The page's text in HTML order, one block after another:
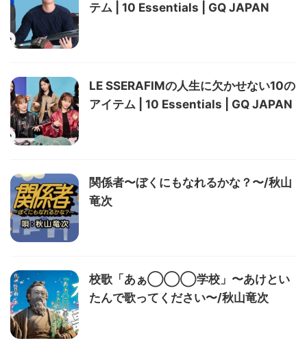
テム | 10 Essentials | GQ JAPAN
LE SSERAFIMの人生に欠かせない10の
アイテム | 10 Essentials | GQ JAPAN
関係者〜ぼくにもなれるかな？〜/秋山
竜次
校歌「あぁ◯◯◯学校」〜あけとい
たんで歌ってください〜/秋山竜次